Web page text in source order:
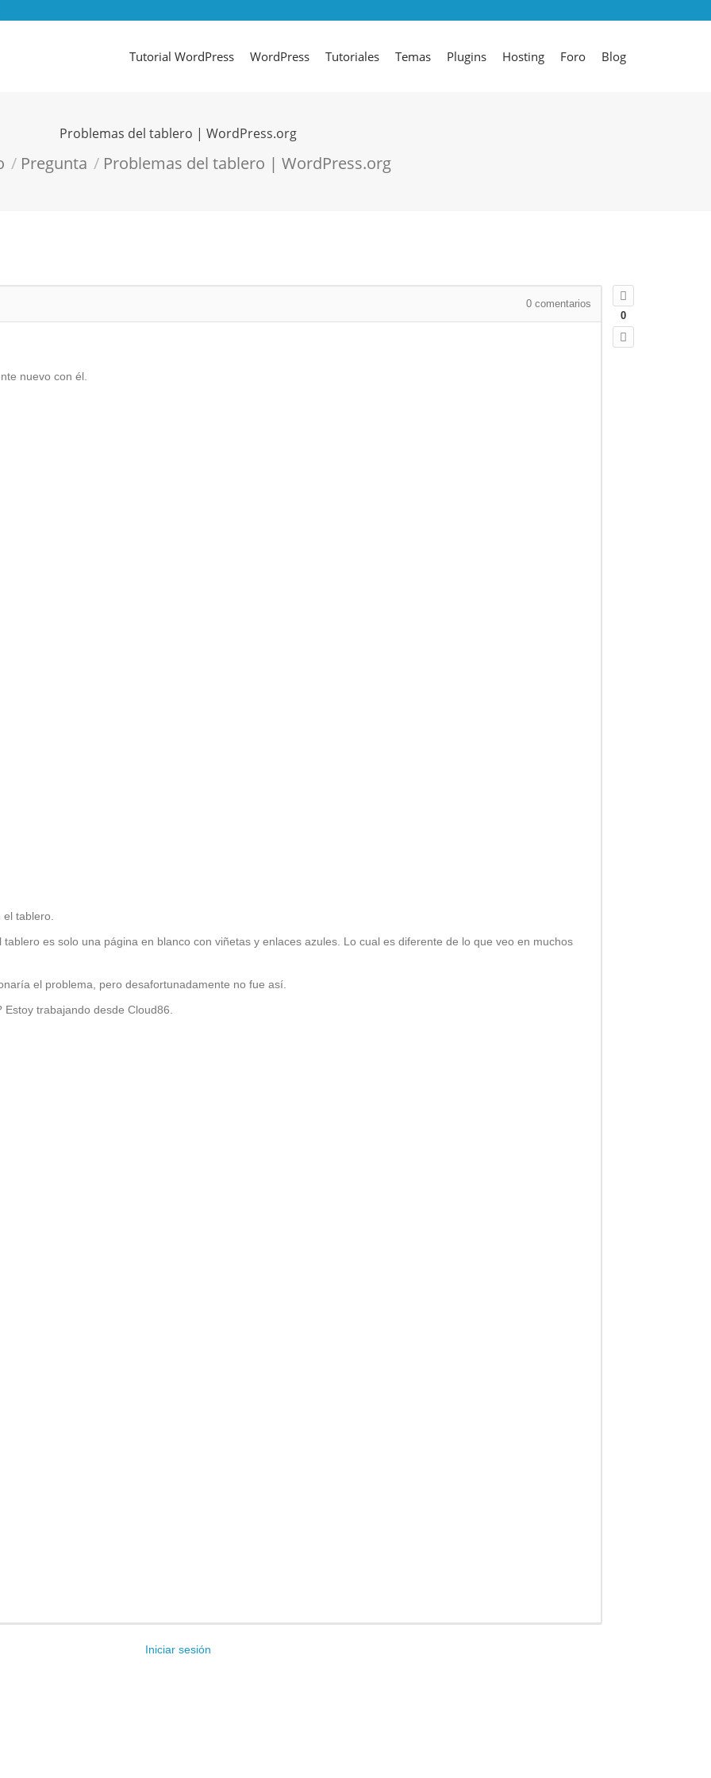
Tutorial WordPress WordPress Tutoriales Temas Plugins Hosting Foro Blog
Problemas del tablero | WordPress.org
Pregunta Problemas del tablero | WordPress.org
0
0 comentarios
nuevo con él.
el tablero.
es solo una página en blanco con viñetas y enlaces azules. Lo cual es diferente de lo que veo en muchos
el problema, pero desafortunadamente no fue así.
trabajando desde Cloud86.
Iniciar sesión